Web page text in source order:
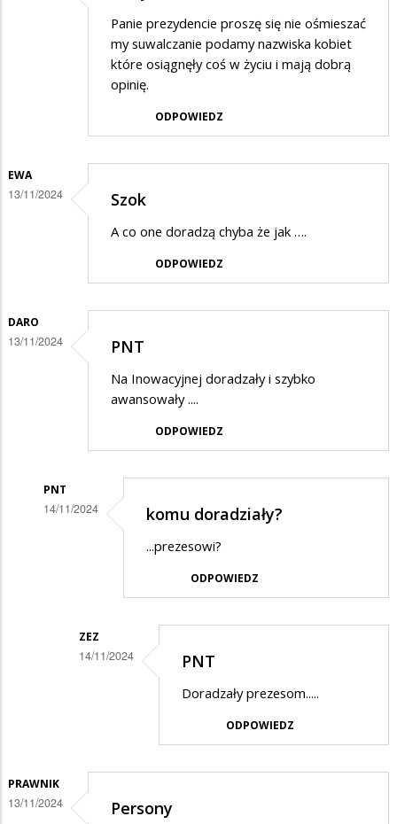
Panie prezydencie proszę się nie ośmieszać
my suwalczanie podamy nazwiska kobiet
które osiągnęły coś w życiu i mają dobrą
opinię.
ODPOWIEDZ
EWA
13/11/2024 Szok
A co one doradzą chyba że jak ….
ODPOWIEDZ
DARO
13/11/2024 PNT
Na Inowacyjnej doradzały i szybko
awansowały ....
ODPOWIEDZ
PNT
14/11/2024
odpowiedzi
komu doradziały?
...prezesowi?
ODPOWIEDZ
ZEZ
14/11/2024 PNT
Doradzały prezesom.....
ODPOWIEDZ
PRAWNIK
13/11/2024 Persony